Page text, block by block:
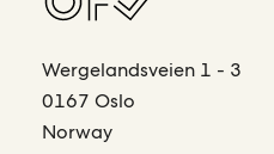
Wergelandsveien 1 - 3
0167 Oslo
Norway